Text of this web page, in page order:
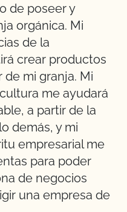
de poseer y
orgánica. Mi
de la
crear productos
de mi granja. Mi
me ayudará
a partir de la
demás, y mi
empresarial me
para poder
de negocios
una empresa de